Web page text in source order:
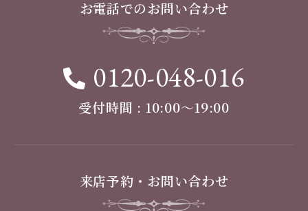
お電話でのお問い合わせ
0120-048-016
受付時間 : 10:00〜19:00
来店予約・お問い合わせ